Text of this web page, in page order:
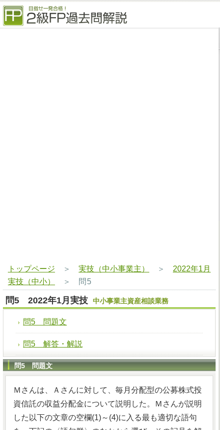
トップページ ＞ 実技（中小事業主） ＞ 2022年1月
実技（中小）
＞ 問5
問5 2022年1月実技 中小事業主資産相談業務
問5 問題文
問5 解答・解説
問5 問題文
Ｍさんは、Ａさんに対して、毎月分配型の公募株式投
資信託の収益分配金について説明した。Ｍさんが説明
した以下の文章の空欄(1)～(4)に入る最も適切な語句